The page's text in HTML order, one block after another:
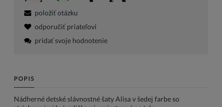
položiť otázku
odporučiť priateľovi
pridať svoje hodnotenie
POPIS
Nádherné detské slávnostné šaty Alisa v šedej farbe so